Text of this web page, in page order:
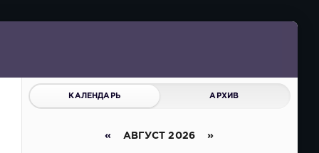
КАЛЕНДАРЬ АРХИВ
« АВГУСТ 2026 »